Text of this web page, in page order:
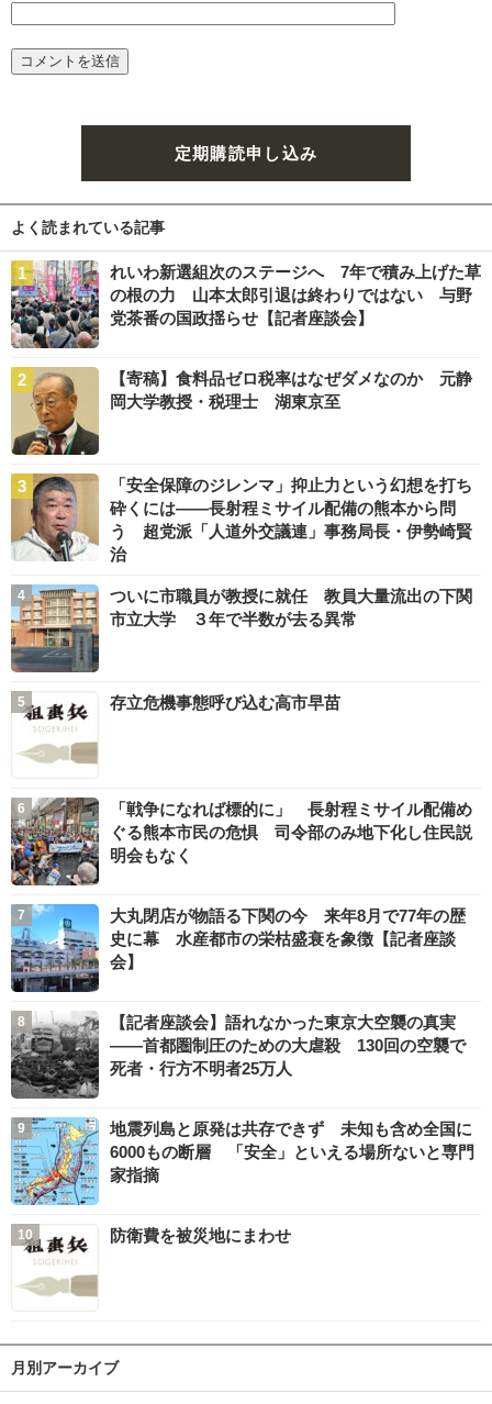
定期購読申し込み
よく読まれている記事
れいわ新選組次のステージへ 7年で積み上げた草
の根の力 山本太郎引退は終わりではない 与野
党茶番の国政揺らせ【記者座談会】
【寄稿】食料品ゼロ税率はなぜダメなのか 元静
岡大学教授・税理士 湖東京至
「安全保障のジレンマ」抑止力という幻想を打ち
砕くには――長射程ミサイル配備の熊本から問
う 超党派「人道外交議連」事務局長・伊勢崎賢
治
ついに市職員が教授に就任 教員大量流出の下関
市立大学 ３年で半数が去る異常
存立危機事態呼び込む高市早苗
「戦争になれば標的に」 長射程ミサイル配備め
ぐる熊本市民の危惧 司令部のみ地下化し住民説
明会もなく
大丸閉店が物語る下関の今 来年8月で77年の歴
史に幕 水産都市の栄枯盛衰を象徴【記者座談
会】
【記者座談会】語れなかった東京大空襲の真実
――首都圏制圧のための大虐殺 130回の空襲で
死者・行方不明者25万人
地震列島と原発は共存できず 未知も含め全国に
6000もの断層 「安全」といえる場所ないと専門
家指摘
防衛費を被災地にまわせ
月別アーカイブ